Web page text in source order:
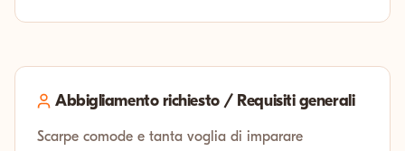
Abbigliamento richiesto / Requisiti generali
Scarpe comode e tanta voglia di imparare